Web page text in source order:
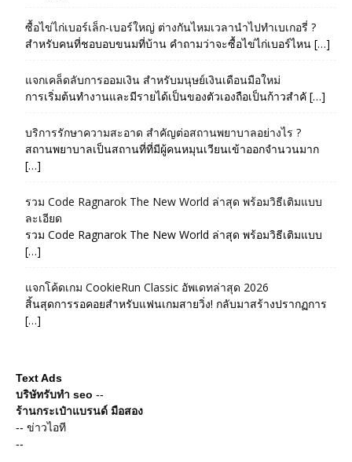
ซื้อไข่ไก่เบอร์เล็ก-เบอร์ใหญ่ ต่างกันไหมเวลานำไปทำเบเกอรี่ ?
สำหรับคนที่ชอบอบขนมที่บ้าน คำถามว่าจะซื้อไข่ไก่เบอร์ไหน […]
แจกเคล็ดลับการออมเงิน สำหรับมนุษย์เงินเดือนมือใหม่
การเริ่มต้นทำงานและมีรายได้เป็นของตัวเองถือเป็นก้าวสำคั […]
บริการรักษาความสะอาด สำคัญต่อสถานพยาบาลอย่างไร ?
สถานพยาบาลเป็นสถานที่ที่มีผู้คนหมุนเวียนเข้าออกจำนวนมาก
[…]
รวม Code Ragnarok The New World ล่าสุด พร้อมวิธีเติมแบบ
ละเอียด
รวม Code Ragnarok The New World ล่าสุด พร้อมวิธีเติมแบบ
[…]
แจกโค้ดเกม CookieRun Classic อัพเดทล่าสุด 2026
สิ้นสุดการรอคอยสำหรับแฟนเกมสายวิ่ง! กลับมาสร้างปรากฏการ
[…]
Text Ads
บริษัทรับทำ seo --
ร้านกระเป๋าแบรนด์ มือสอง
-- ข่าวไอที
--